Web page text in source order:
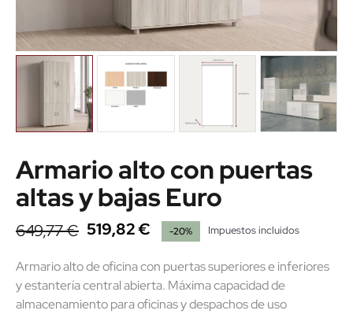
Armario alto con puertas
altas y bajas Euro
649,77 € 519,82 € -20% Impuestos incluidos
Armario alto de oficina con puertas superiores e inferiores
y estantería central abierta. Máxima capacidad de
almacenamiento para oficinas y despachos de uso